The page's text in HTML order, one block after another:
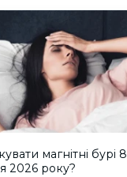
магнітні бурі 8
2026 року?